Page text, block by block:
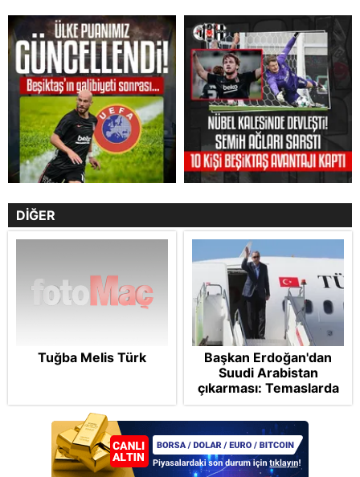
DİĞER
Tuğba Melis Türk
Başkan Erdoğan'dan
Suudi Arabistan
çıkarması: Temaslarda
bulunacak